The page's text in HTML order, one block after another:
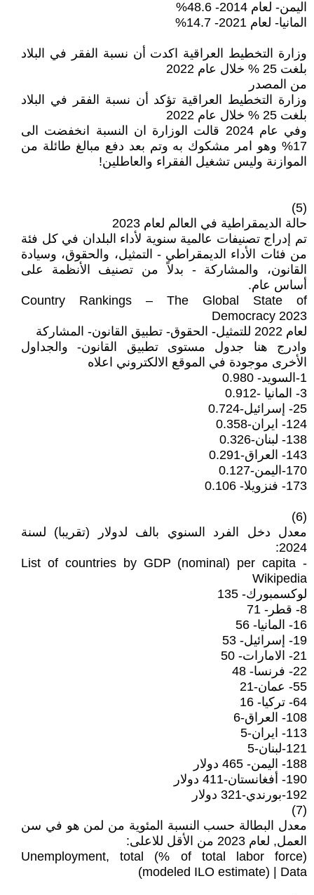
اليمن- لعام 2014- 48.6%
المانيا- لعام 2021- 14.7%
وزارة التخطيط العراقية اكدت أن نسبة الفقر في البلاد
بلغت 25 % خلال عام 2022
من المصدر
وزارة التخطيط العراقية تؤكد أن نسبة الفقر في البلاد
بلغت 25 % خلال عام 2022
وفي عام 2024 قالت الوزارة ان النسبة انخفضت الى
17% وهو امر مشكوك به وتم بعد دفع مبالغ طائلة من
الموازنة وليس تشغيل الفقراء والعاطلين!
(5)
حالة الديمقراطية في العالم لعام 2023
تم إدراج تصنيفات عالمية سنوية لأداء البلدان في كل فئة
من فئات الأداء الديمقراطي - التمثيل، والحقوق، وسيادة
القانون، والمشاركة - بدلاً من تصنيف الأنظمة على
أساس عام.
Country Rankings – The Global State of
Democracy 2023
لعام 2022 للتمثيل- الحقوق- تطبيق القانون- المشاركة
وادرج هنا جدول مستوى تطبيق القانون- والجداول
الأخرى موجودة في الموقع الالكتروني اعلاه
1-السويد- 0.980
3- المانيا -0.912
25- إسرائيل-0.724
124- ايران-0.358
138- لبنان-0.326
143- العراق-0.291
170-اليمن-0.127
173- فنزويلا- 0.106
(6)
معدل دخل الفرد السنوي بالف لدولار (تقريبا) لسنة
2024:
List of countries by GDP (nominal) per capita -
Wikipedia
لوكسمبورك- 135
8- قطر- 71
16- المانيا- 56
19- إسرائيل- 53
21- الامارات- 50
22- فرنسا- 48
55- عمان-21
64- تركيا- 16
108- العراق-6
113- ايران-5
121-لبنان-5
188- اليمن- 465 دولار
190- أفغانستان-411 دولار
192-بورندي-321 دولار
(7)
معدل البطالة حسب النسبة المئوية من لمن هو في سن
العمل, لعام 2023 من الأقل للاعلى:
Unemployment, total (% of total labor force)
(modeled ILO estimate) | Data